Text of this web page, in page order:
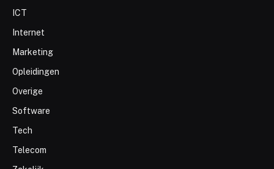
ICT
Internet
Marketing
Opleidingen
Overige
Software
Tech
Telecom